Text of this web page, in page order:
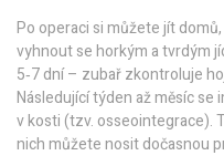
Po operaci si můžete jít
vyhnout se horkým a tvrdým
5‑7 dní – zubař zkontroluje
Následující týden až měsíc
v kosti (tzv. osseointegrace).
nich můžete nosit dočasnou